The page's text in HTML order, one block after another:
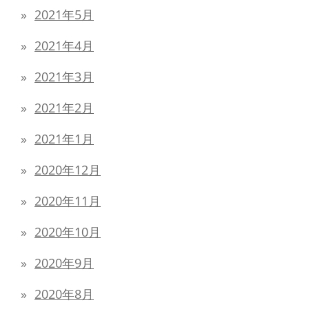
2021年5月
2021年4月
2021年3月
2021年2月
2021年1月
2020年12月
2020年11月
2020年10月
2020年9月
2020年8月